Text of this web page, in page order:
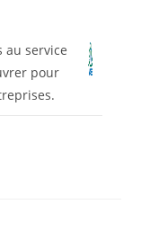
au service
pour